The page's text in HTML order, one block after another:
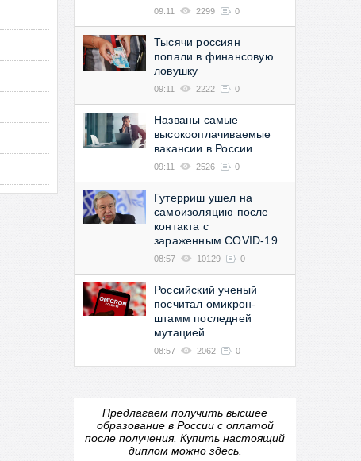
09:11 2299 0
Тысячи россиян
попали в финансовую
ловушку
09:11 2222 0
Названы самые
высокооплачиваемые
вакансии в России
09:11 2526 0
Гутерриш ушел на
самоизоляцию после
контакта с
зараженным COVID-19
08:57 10129 0
Российский ученый
посчитал омикрон-
штамм последней
мутацией
08:57 2062 0
Предлагаем получить высшее
образование в России с оплатой
после получения. Купить настоящий
дипломможно здесь.